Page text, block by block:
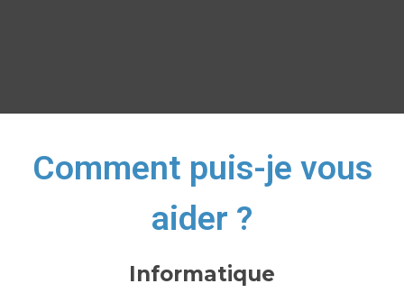
Comment puis-je vous
aider ?
Informatique